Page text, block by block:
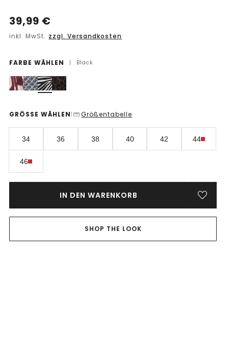
39,99 €
inkl. MwSt. zzgl. Versandkosten
FARBE WÄHLEN | Black
GRÖSSE WÄHLEN | Größentabelle
34 36 38 40 42 44
46
IN DEN WARENKORB
SHOP THE LOOK